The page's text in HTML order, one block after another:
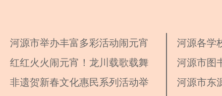
河源市举办丰富多彩活动闹元宵
河源各学
色活动
红红火火闹元宵！龙川载歌载舞
庆佳节
河源市图
列活动
非遗贺新春文化惠民系列活动举
河源市东